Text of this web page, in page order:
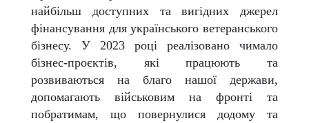
найбільш доступних та вигідних джерел
фінансування для українського ветеранського
бізнесу. У 2023 році реалізовано чимало
бізнес-проєктів, які працюють та
розвиваються на благо нашої держави,
допомагають військовим на фронті та
побратимам, що повернулися додому та